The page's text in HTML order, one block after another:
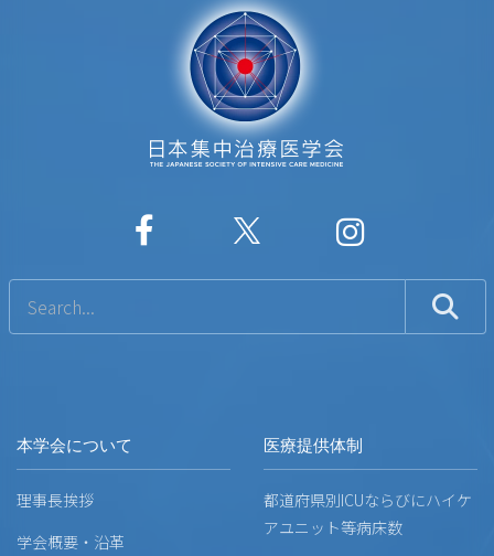
本学会について
理事長挨拶
学会概要・沿革
医療提供体制
都道府県別ICUならびにハイケ
アユニット等病床数